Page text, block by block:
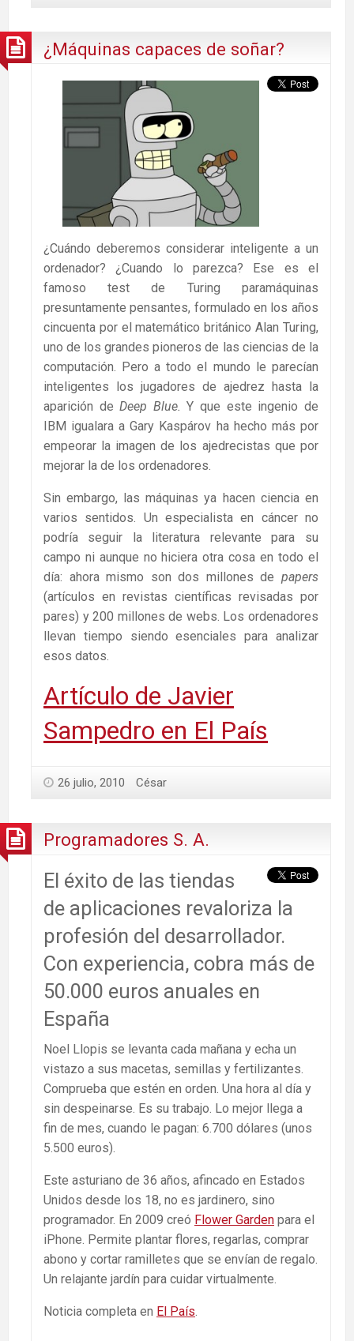
¿Máquinas capaces de soñar?
¿Cuándo deberemos considerar inteligente a un
ordenador? ¿Cuando lo parezca? Ese es el
famoso test de Turing paramáquinas
presuntamente pensantes, formulado en los años
cincuenta por el matemático británico Alan Turing,
uno de los grandes pioneros de las ciencias de la
computación. Pero a todo el mundo le parecían
inteligentes los jugadores de ajedrez hasta la
aparición deDeep Blue. Y que este ingenio de
IBM igualara a Gary Kaspárov ha hecho más por
empeorar la imagen de los ajedrecistas que por
mejorar la de los ordenadores.
Sin embargo, las máquinas ya hacen ciencia en
varios sentidos. Un especialista en cáncer no
podría seguir la literatura relevante para su
campo ni aunque no hiciera otra cosa en todo el
día: ahora mismo son dos millones de papers
(artículos en revistas científicas revisadas por
pares) y 200 millones de webs. Los ordenadores
llevan tiempo siendo esenciales para analizar
esos datos.
Artículo de Javier
Sampedro en El País
26 julio, 2010 César
Programadores S. A.
El éxito de las tiendas
de aplicaciones revaloriza la
profesión del desarrollador.
Con experiencia, cobra más de
50.000 euros anuales en
España
Noel Llopis se levanta cada mañana y echa un
vistazo a sus macetas, semillas y fertilizantes.
Comprueba que estén en orden. Una hora al día y
sin despeinarse. Es su trabajo. Lo mejor llega a
fin de mes, cuando le pagan: 6.700 dólares (unos
5.500 euros).
Este asturiano de 36 años, afincado en Estados
Unidos desde los 18, no es jardinero, sino
programador. En 2009 creó Flower Garden para el
iPhone. Permite plantar flores, regarlas, comprar
abono y cortar ramilletes que se envían de regalo.
Un relajante jardín para cuidar virtualmente.
Noticia completa en El País